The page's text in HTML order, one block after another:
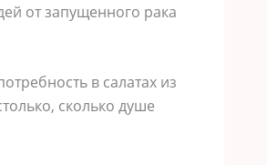
от запущенного рака
в салатах из
сколько душе